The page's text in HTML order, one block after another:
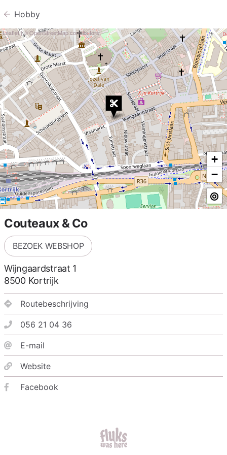
Hobby
+
−
Leaflet| ©OpenStreetMapcontributors
Couteaux & Co
BEZOEK WEBSHOP
Wijngaardstraat 1
8500 Kortrijk
Routebeschrijving
056 21 04 36
E-mail
Website
Facebook
fluks was here